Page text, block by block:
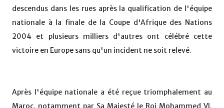
descendus dans les rues après la qualification de l'équipe
nationale à la finale de la Coupe d'Afrique des Nations
2004 et plusieurs milliers d'autres ont célébré cette
victoire en Europe sans qu'un incident ne soit relevé.
Après l'équipe nationale a été reçue triomphalement au
Maroc, notamment par Sa Majesté le Roi Mohammed VI.